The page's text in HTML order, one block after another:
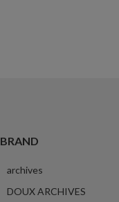
BRAND
archives
DOUX ARCHIVES